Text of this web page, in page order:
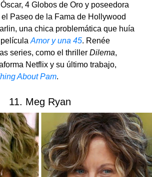
4 Globos de Oro y poseedora
Paseo de la Fama de Hollywood
una chica problemática que huía
Amor y una 45. Renée
series, como el thriller Dilema,
Netflix y su último trabajo,
About Pam.
11. Meg Ryan